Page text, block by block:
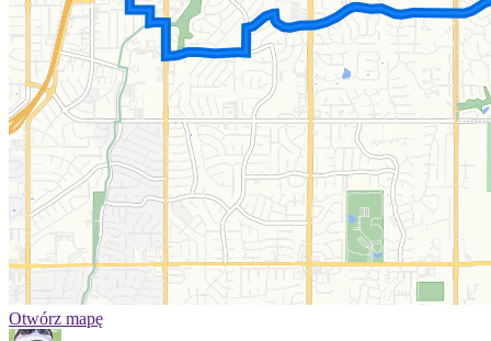
Otwórz mapę